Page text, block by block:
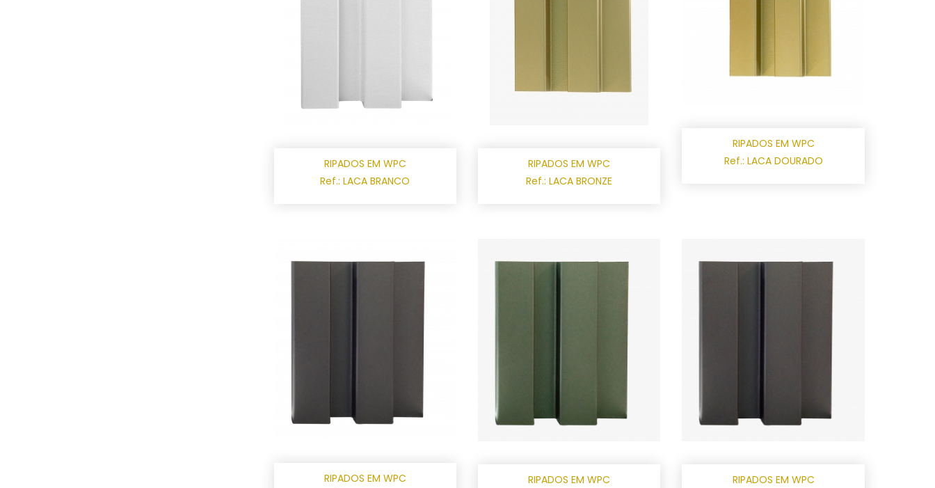
RIPADOS EM WPC
Ref.: LACA BRANCO
RIPADOS EM WPC
Ref.: LACA BRONZE
RIPADOS EM WPC
Ref.: LACA DOURADO
RIPADOS EM WPC
RIPADOS EM WPC
RIPADOS EM WPC